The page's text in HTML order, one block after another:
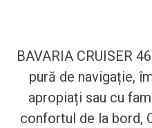
BAVARIA CRUISER
pură de navigație,
apropiați sau cu
confortul de la bord,